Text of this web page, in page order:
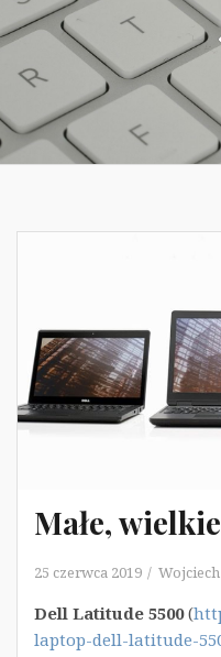
Małe,
25 czerwca 2019
Dell Latitude 5500(
laptop-dell-latitude-